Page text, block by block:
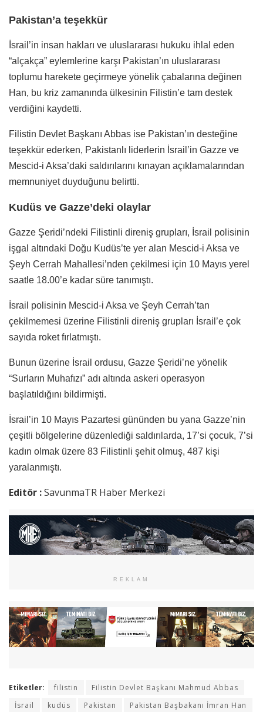
Pakistan’a teşekkür
İsrail’in insan hakları ve uluslararası hukuku ihlal eden
“alçakça” eylemlerine karşı Pakistan’ın uluslararası
toplumu harekete geçirmeye yönelik çabalarına değinen
Han, bu kriz zamanında ülkesinin Filistin’e tam destek
verdiğini kaydetti.
Filistin Devlet Başkanı Abbas ise Pakistan’ın desteğine
teşekkür ederken, Pakistanlı liderlerin İsrail’in Gazze ve
Mescid-i Aksa’daki saldırılarını kınayan açıklamalarından
memnuniyet duyduğunu belirtti.
Kudüs ve Gazze’deki olaylar
Gazze Şeridi’ndeki Filistinli direniş grupları, İsrail polisinin
işgal altındaki Doğu Kudüs’te yer alan Mescid-i Aksa ve
Şeyh Cerrah Mahallesi’nden çekilmesi için 10 Mayıs yerel
saatle 18.00’e kadar süre tanımıştı.
İsrail polisinin Mescid-i Aksa ve Şeyh Cerrah’tan
çekilmemesi üzerine Filistinli direniş grupları İsrail’e çok
sayıda roket fırlatmıştı.
Bunun üzerine İsrail ordusu, Gazze Şeridi’ne yönelik
“Surların Muhafızı” adı altında askeri operasyon
başlatıldığını bildirmişti.
İsrail’in 10 Mayıs Pazartesi gününden bu yana Gazze’nin
çeşitli bölgelerine düzenlediği saldırılarda, 17’si çocuk, 7’si
kadın olmak üzere 83 Filistinli şehit olmuş, 487 kişi
yaralanmıştı.
Editör :SavunmaTR Haber Merkezi
REKLAM
Etiketler: filistin
Filistin Devlet Başkanı Mahmud Abbas
İsrail
kudüs Pakistan Pakistan Başbakanı İmran Han